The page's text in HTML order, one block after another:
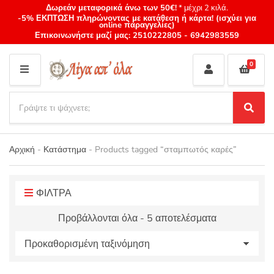
Δωρεάν μεταφορικά άνω των 50€!* μέχρι 2 κιλά.
-5% ΕΚΠΤΩΣΗ πληρώνοντας με κατάθεση ή κάρτα! (ισχύει για
online παραγγελίες)
Επικοινωνήστε μαζί μας: 2510222805 - 6942983559
M
E
N
U
Category
name
a
r
c
h
S
e
a
c
0
Αρχική - Κατάστημα - Products tagged “σταμπωτός καρές”
ΦΙΛΤΡΑ
Προβάλλονται όλα - 5 αποτελέσματα